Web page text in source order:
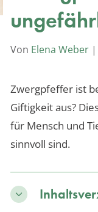
Von Elena Weber |
Zwergpfeffer ist
Giftigkeit aus?
für Mensch und
sinnvoll sind.